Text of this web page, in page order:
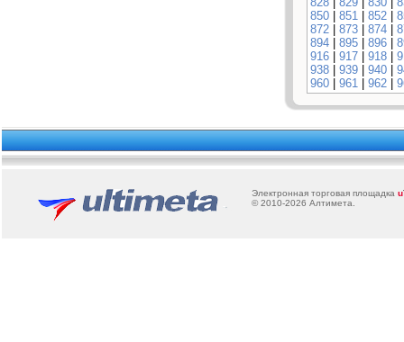
850 | 851 | 852 |
872 | 873 | 874 |
894 | 895 | 896 |
916 | 917 | 918 |
938 | 939 | 940 |
960 | 961 | 962 |
Электронная торговая площадка u
© 2010-2026 Алтимета